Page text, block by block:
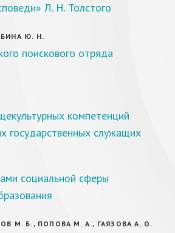
Л. Н. Толстого
Ю. Н.
поискового отряда
компетенций
государственных служащих
социальной сферы
М. Б., ПОПОВА М. А., ГАЯЗОВА А. О.